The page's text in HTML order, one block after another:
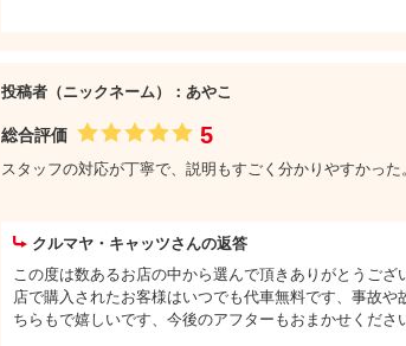
投稿者（ニックネーム）：あやこ
総合評価 5
スタッフの対応が丁寧で、説明もすごく分かりやすかっ
クルマヤ・キャッツさんの返答
この度は数あるお店の中から選んで頂きありがとうご
店で購入されたお客様はいつでも代車無料です、事故
ちらもで嬉しいです、今後のアフターもおまかせくだ